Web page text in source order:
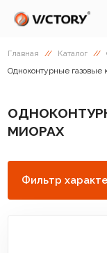
Главная // Каталог //
Одноконтурные газовые
МИОРАХ
Фильтр